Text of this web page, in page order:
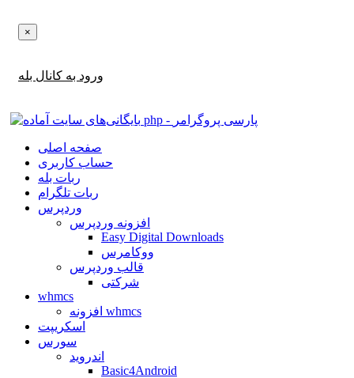
×
ورود به کانال بله
صفحه اصلی
حساب کاربری
ربات بله
ربات تلگرام
وردپرس
افزونه وردپرس
Easy Digital Downloads
ووکامرس
قالب وردپرس
شرکتی
whmcs
افزونه whmcs
اسکریپت
سورس
اندروید
Basic4Android